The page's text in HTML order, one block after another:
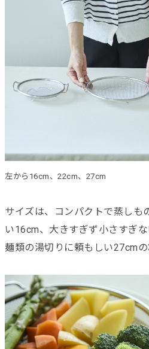
左から16cm、22cm、27cm
サイズは、コンパクトで蒸しも
い16cm、大きすぎず小さすぎ
麺類の湯切りに頼もしい27cmの